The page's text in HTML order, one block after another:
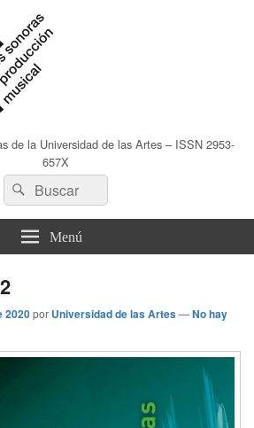
de la Universidad de las Artes – ISSN 2953-
657X
Buscar
por:
Buscar
Menú
2020por Universidad de las Artes—No hay